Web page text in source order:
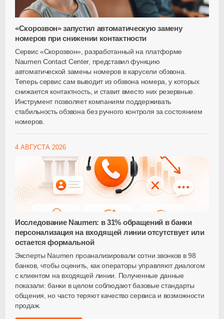
«Скорозвон» запустил автоматическую замену
номеров при снижении контактности
Сервис «Скорозвон», разработанный на платформе
Naumen Contact Center, представил функцию
автоматической замены номеров в карусели обзвона.
Теперь сервис сам выводит из обзвона номера, у которых
снижается контактность, и ставит вместо них резервные.
Инструмент позволяет компаниям поддерживать
стабильность обзвона без ручного контроля за состоянием
номеров.
4 АВГУСТА 2026
Исследование Naumen: в 31% обращений в банки
персонализация на входящей линии отсутствует или
остается формальной
Эксперты Naumen проанализировали сотни звонков в 98
банков, чтобы оценить, как операторы управляют диалогом
с клиентом на входящей линии. Полученные данные
показали: банки в целом соблюдают базовые стандарты
общения, но часто теряют качество сервиса и возможности
продаж.